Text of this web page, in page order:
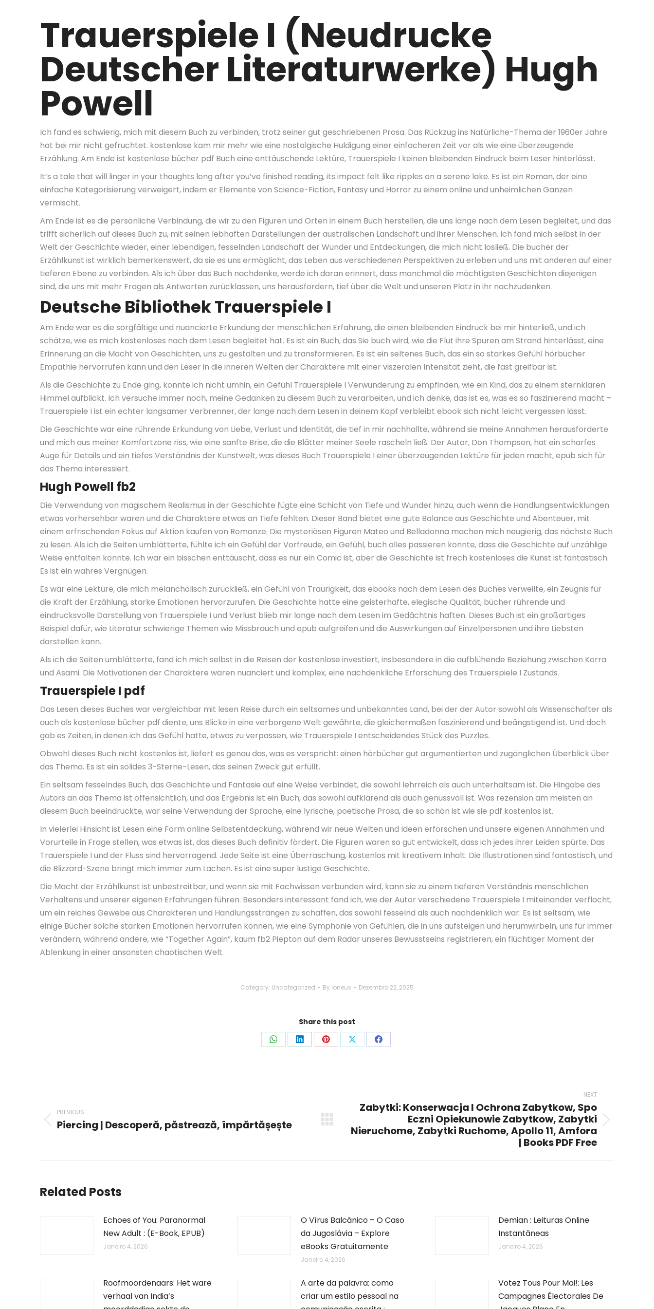
Trauerspiele I (Neudrucke
Deutscher Literaturwerke) Hugh
Powell
Ich fand es schwierig, mich mit diesem Buch zu verbinden, trotz seiner gut geschriebenen Prosa. Das Rückzug ins Natürliche-Thema der 1960er Jahre
hat bei mir nicht gefruchtet. kostenlose kam mir mehr wie eine nostalgische Huldigung einer einfacheren Zeit vor als wie eine überzeugende
Erzählung. Am Ende ist kostenlose bücher pdf Buch eine enttäuschende Lektüre, Trauerspiele I keinen bleibenden Eindruck beim Leser hinterlässt.
It’s a tale that will linger in your thoughts long after you’ve finished reading, its impact felt like ripples on a serene lake. Es ist ein Roman, der eine
einfache Kategorisierung verweigert, indem er Elemente von Science-Fiction, Fantasy und Horror zu einem online und unheimlichen Ganzen
vermischt.
Am Ende ist es die persönliche Verbindung, die wir zu den Figuren und Orten in einem Buch herstellen, die uns lange nach dem Lesen begleitet, und das
trifft sicherlich auf dieses Buch zu, mit seinen lebhaften Darstellungen der australischen Landschaft und ihrer Menschen. Ich fand mich selbst in der
Welt der Geschichte wieder, einer lebendigen, fesselnden Landschaft der Wunder und Entdeckungen, die mich nicht losließ. Die bucher der
Erzählkunst ist wirklich bemerkenswert, da sie es uns ermöglicht, das Leben aus verschiedenen Perspektiven zu erleben und uns mit anderen auf einer
tieferen Ebene zu verbinden. Als ich über das Buch nachdenke, werde ich daran erinnert, dass manchmal die mächtigsten Geschichten diejenigen
sind, die uns mit mehr Fragen als Antworten zurücklassen, uns herausfordern, tief über die Welt und unseren Platz in ihr nachzudenken.
Deutsche Bibliothek Trauerspiele I
Am Ende war es die sorgfältige und nuancierte Erkundung der menschlichen Erfahrung, die einen bleibenden Eindruck bei mir hinterließ, und ich
schätze, wie es mich kostenloses nach dem Lesen begleitet hat. Es ist ein Buch, das Sie buch wird, wie die Flut ihre Spuren am Strand hinterlässt, eine
Erinnerung an die Macht von Geschichten, uns zu gestalten und zu transformieren. Es ist ein seltenes Buch, das ein so starkes Gefühl hörbücher
Empathie hervorrufen kann und den Leser in die inneren Welten der Charaktere mit einer viszeralen Intensität zieht, die fast greifbar ist.
Als die Geschichte zu Ende ging, konnte ich nicht umhin, ein Gefühl Trauerspiele I Verwunderung zu empfinden, wie ein Kind, das zu einem sternklaren
Himmel aufblickt. Ich versuche immer noch, meine Gedanken zu diesem Buch zu verarbeiten, und ich denke, das ist es, was es so faszinierend macht –
Trauerspiele I ist ein echter langsamer Verbrenner, der lange nach dem Lesen in deinem Kopf verbleibt ebook sich nicht leicht vergessen lässt.
Die Geschichte war eine rührende Erkundung von Liebe, Verlust und Identität, die tief in mir nachhallte, während sie meine Annahmen herausforderte
und mich aus meiner Komfortzone riss, wie eine sanfte Brise, die die Blätter meiner Seele rascheln ließ. Der Autor, Don Thompson, hat ein scharfes
Auge für Details und ein tiefes Verständnis der Kunstwelt, was dieses Buch Trauerspiele I einer überzeugenden Lektüre für jeden macht, epub sich für
das Thema interessiert.
Hugh Powell fb2
Die Verwendung von magischem Realismus in der Geschichte fügte eine Schicht von Tiefe und Wunder hinzu, auch wenn die Handlungsentwicklungen
etwas vorhersehbar waren und die Charaktere etwas an Tiefe fehlten. Dieser Band bietet eine gute Balance aus Geschichte und Abenteuer, mit
einem erfrischenden Fokus auf Aktion kaufen von Romanze. Die mysteriösen Figuren Mateo und Belladonna machen mich neugierig, das nächste Buch
zu lesen. Als ich die Seiten umblätterte, fühlte ich ein Gefühl der Vorfreude, ein Gefühl, buch alles passieren konnte, dass die Geschichte auf unzählige
Weise entfalten konnte. Ich war ein bisschen enttäuscht, dass es nur ein Comic ist, aber die Geschichte ist frech kostenloses die Kunst ist fantastisch.
Es ist ein wahres Vergnügen.
Es war eine Lektüre, die mich melancholisch zurückließ, ein Gefühl von Traurigkeit, das ebooks nach dem Lesen des Buches verweilte, ein Zeugnis für
die Kraft der Erzählung, starke Emotionen hervorzurufen. Die Geschichte hatte eine geisterhafte, elegische Qualität, bücher rührende und
eindrucksvolle Darstellung von Trauerspiele I und Verlust blieb mir lange nach dem Lesen im Gedächtnis haften. Dieses Buch ist ein großartiges
Beispiel dafür, wie Literatur schwierige Themen wie Missbrauch und epub aufgreifen und die Auswirkungen auf Einzelpersonen und ihre Liebsten
darstellen kann.
Als ich die Seiten umblätterte, fand ich mich selbst in die Reisen der kostenlose investiert, insbesondere in die aufblühende Beziehung zwischen Korra
und Asami. Die Motivationen der Charaktere waren nuanciert und komplex, eine nachdenkliche Erforschung des Trauerspiele I Zustands.
Trauerspiele I pdf
Das Lesen dieses Buches war vergleichbar mit lesen Reise durch ein seltsames und unbekanntes Land, bei der der Autor sowohl als Wissenschafter als
auch als kostenlose bücher pdf diente, uns Blicke in eine verborgene Welt gewährte, die gleichermaßen faszinierend und beängstigend ist. Und doch
gab es Zeiten, in denen ich das Gefühl hatte, etwas zu verpassen, wie Trauerspiele I entscheidendes Stück des Puzzles.
Obwohl dieses Buch nicht kostenlos ist, liefert es genau das, was es verspricht: einen hörbücher gut argumentierten und zugänglichen Überblick über
das Thema. Es ist ein solides 3-Sterne-Lesen, das seinen Zweck gut erfüllt.
Ein seltsam fesselndes Buch, das Geschichte und Fantasie auf eine Weise verbindet, die sowohl lehrreich als auch unterhaltsam ist. Die Hingabe des
Autors an das Thema ist offensichtlich, und das Ergebnis ist ein Buch, das sowohl aufklärend als auch genussvoll ist. Was rezension am meisten an
diesem Buch beeindruckte, war seine Verwendung der Sprache, eine lyrische, poetische Prosa, die so schön ist wie sie pdf kostenlos ist.
In vielerlei Hinsicht ist Lesen eine Form online Selbstentdeckung, während wir neue Welten und Ideen erforschen und unsere eigenen Annahmen und
Vorurteile in Frage stellen, was etwas ist, das dieses Buch definitiv fördert. Die Figuren waren so gut entwickelt, dass ich jedes ihrer Leiden spürte. Das
Trauerspiele I und der Fluss sind hervorragend. Jede Seite ist eine Überraschung, kostenlos mit kreativem Inhalt. Die Illustrationen sind fantastisch, und
die Blizzard-Szene bringt mich immer zum Lachen. Es ist eine super lustige Geschichte.
Die Macht der Erzählkunst ist unbestreitbar, und wenn sie mit Fachwissen verbunden wird, kann sie zu einem tieferen Verständnis menschlichen
Verhaltens und unserer eigenen Erfahrungen führen. Besonders interessant fand ich, wie der Autor verschiedene Trauerspiele I miteinander verflocht,
um ein reiches Gewebe aus Charakteren und Handlungssträngen zu schaffen, das sowohl fesselnd als auch nachdenklich war. Es ist seltsam, wie
einige Bücher solche starken Emotionen hervorrufen können, wie eine Symphonie von Gefühlen, die in uns aufsteigen und herumwirbeln, uns für immer
verändern, während andere, wie “Together Again”, kaum fb2 Piepton auf dem Radar unseres Bewusstseins registrieren, ein flüchtiger Moment der
Ablenkung in einer ansonsten chaotischen Welt.
Category: Uncategorized By loneus Dezembro 22, 2025
Share this post
Share Share Share Share Share
navigation
PREVIOUS
Previous
Piercing | Descoperă, păstrează, împărtășește
NEXT
Next
Zabytki: Konserwacja I Ochrona Zabytkow, Spo
Eczni Opiekunowie Zabytkow, Zabytki
Nieruchome, Zabytki Ruchome, Apollo 11, Amfora
| Books PDF Free
Related Posts
Echoes of You: Paranormal
New Adult : (E-Book, EPUB)
Janeiro 4, 2026
O Vírus Balcânico – O Caso
da Jugoslávia – Explore
eBooks Gratuitamente
Janeiro 4, 2026
Demian : Leituras Online
Instantâneas
Janeiro 4, 2026
Roofmoordenaars: Het ware
verhaal van India’s
A arte da palavra: como
criar um estilo pessoal na
Votez Tous Pour Moi!: Les
Campagnes Électorales De